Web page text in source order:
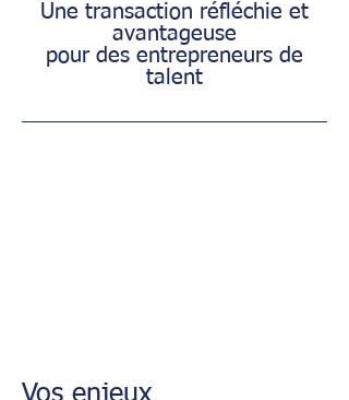
Une transaction réfléchie et
avantageuse
pour des entrepreneurs de
talent